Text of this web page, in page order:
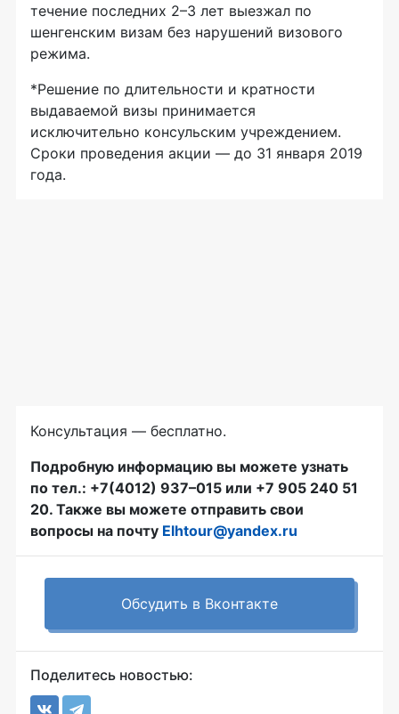
течение последних 2–3 лет выезжал по
шенгенским визам без нарушений визового
режима.
*Решение по длительности и кратности
выдаваемой визы принимается
исключительно консульским учреждением.
Сроки проведения акции — до 31 января 2019
года.
Консультация — бесплатно.
Подробную информацию вы можете узнать
по тел.: +7(4012) 937–015 или +7 905 240 51
20. Также вы можете отправить свои
вопросы на почту Elhtour@yandex.ru
Обсудить в Вконтакте
Поделитесь новостью: